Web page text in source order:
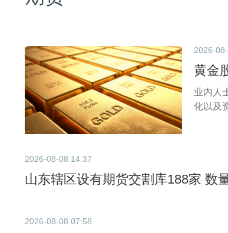
2026-
黄金
业内人
化以及
2026-08-08 14:37
山东辖区设有期货交割库188家 数
2026-08-08 07:58